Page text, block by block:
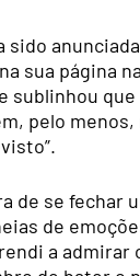
sido
sua página
sublinhou
pelo
de se fechar
de
a admirar